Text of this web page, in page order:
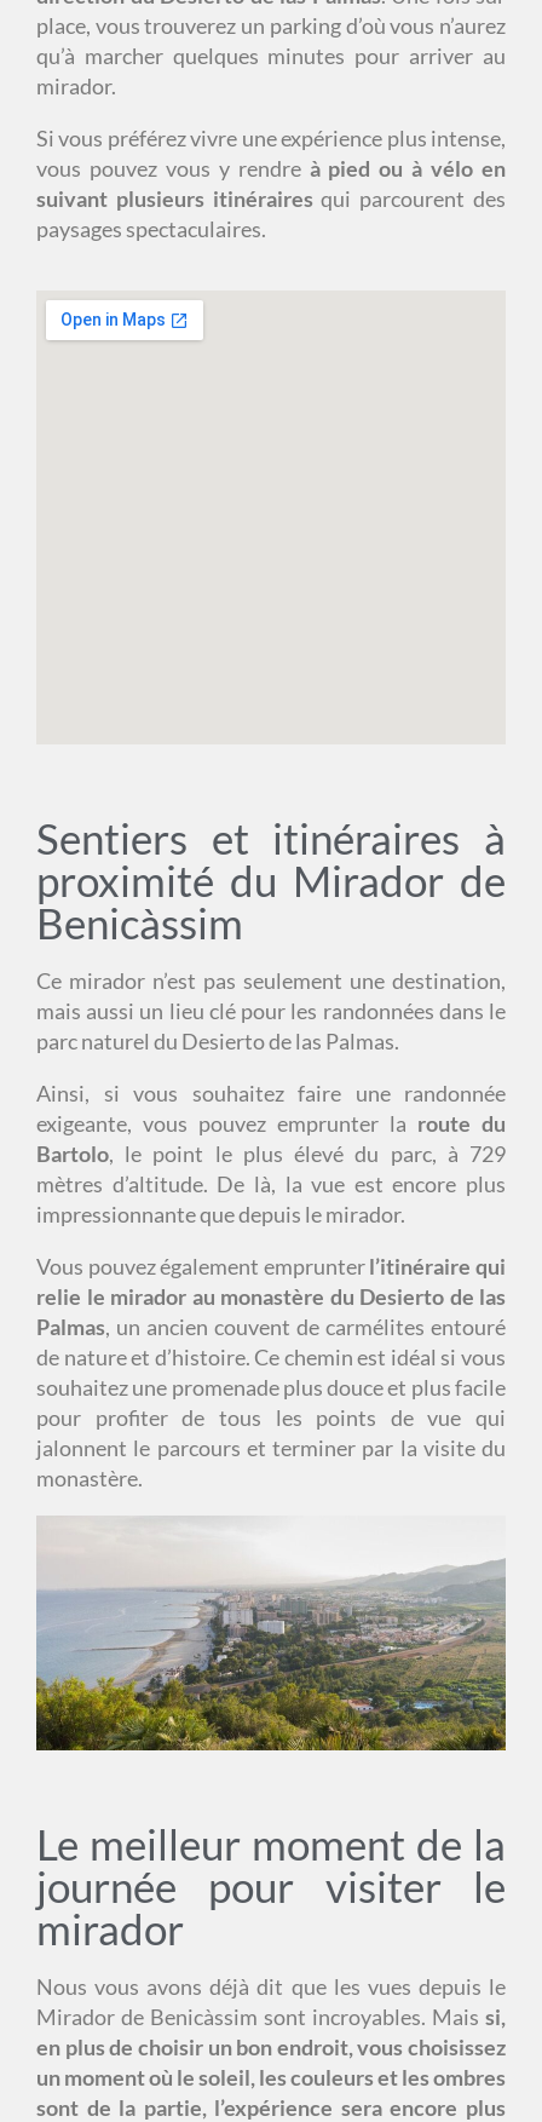
place, vous trouverez un parking d’où vous n’aurez
qu’à marcher quelques minutes pour arriver au
mirador.
Si vous préférez vivre une expérience plus intense,
vous pouvez vous y rendre à pied ou à vélo en
suivant plusieurs itinéraires qui parcourent des
paysages spectaculaires.
Sentiers et itinéraires à
proximité du Mirador de
Benicàssim
Ce mirador n’est pas seulement une destination,
mais aussi un lieu clé pour les randonnées dans le
parc naturel du Desierto de las Palmas.
Ainsi, si vous souhaitez faire une randonnée
exigeante, vous pouvez emprunter la route du
Bartolo, le point le plus élevé du parc, à 729
mètres d’altitude. De là, la vue est encore plus
impressionnante que depuis le mirador.
Vous pouvez également emprunterl’itinéraire qui
relie le mirador au monastère du Desierto de las
Palmas, un ancien couvent de carmélites entouré
de nature et d’histoire. Ce chemin est idéal si vous
souhaitez une promenade plus douce et plus facile
pour profiter de tous les points de vue qui
jalonnent le parcours et terminer par la visite du
monastère.
Le meilleur moment de la
journée pour visiter le
mirador
Nous vous avons déjà dit que les vues depuis le
Mirador de Benicàssim sont incroyables. Mais si,
en plus de choisir un bon endroit, vous choisissez
un moment où le soleil, les couleurs et les ombres
sont de la partie, l’expérience sera encore plus